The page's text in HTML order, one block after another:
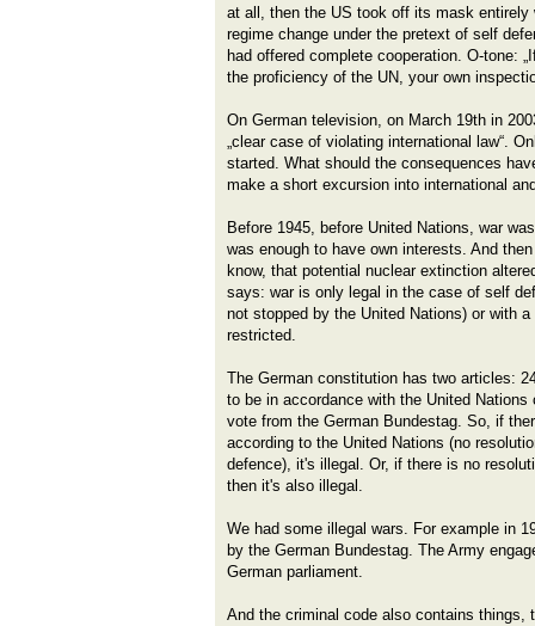
at all, then the US took off its mask
regime change under the pretext of self
had offered complete cooperation. O-tone:
the proficiency of the UN, your own
On German television, on March 19th in
„clear case of violating international law“.
started. What should the consequences
make a short excursion into international
Before 1945, before United Nations, war
was enough to have own interests. And
know, that potential nuclear extinction
says: war is only legal in the case of self
not stopped by the United Nations) or with
restricted.
The German constitution has two articles:
to be in accordance with the United
vote from the German Bundestag. So, if
according to the United Nations (no
defence), it's illegal. Or, if there is no
then it's also illegal.
We had some illegal wars. For example in
by the German Bundestag. The Army
German parliament.
And the criminal code also contains things,